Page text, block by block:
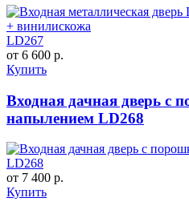
LD267
от 6 600 р.
Купить
Входная дачная дверь с
напылением LD268
LD268
от 7 400 р.
Купить